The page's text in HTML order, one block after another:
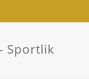
Sportlik